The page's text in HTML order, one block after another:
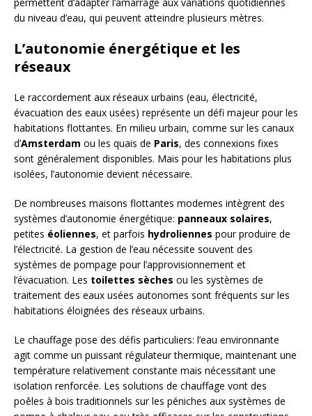
du niveau d’eau, qui peuvent atteindre plusieurs mètres.
L’autonomie énergétique et les
réseaux
Le raccordement aux réseaux urbains (eau, électricité,
évacuation des eaux usées) représente un défi majeur pour les
habitations flottantes. En milieu urbain, comme sur les canaux
d’Amsterdam ou les quais de Paris, des connexions fixes
sont généralement disponibles. Mais pour les habitations plus
isolées, l’autonomie devient nécessaire.
De nombreuses maisons flottantes modernes intègrent des
systèmes d’autonomie énergétique: panneaux solaires,
petites éoliennes, et parfois hydroliennes pour produire de
l’électricité. La gestion de l’eau nécessite souvent des
systèmes de pompage pour l’approvisionnement et
l’évacuation. Les toilettes sèches ou les systèmes de
traitement des eaux usées autonomes sont fréquents sur les
habitations éloignées des réseaux urbains.
Le chauffage pose des défis particuliers: l’eau environnante
agit comme un puissant régulateur thermique, maintenant une
température relativement constante mais nécessitant une
isolation renforcée. Les solutions de chauffage vont des
poêles à bois traditionnels sur les péniches aux systèmes de